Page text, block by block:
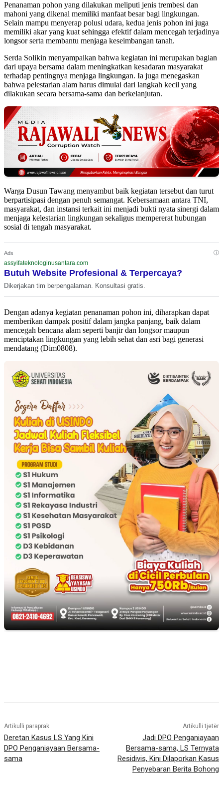
Penanaman pohon yang dilakukan meliputi jenis trembesi dan
mahoni yang dikenal memiliki manfaat besar bagi lingkungan.
Selain mampu menyerap polusi udara, kedua jenis pohon ini juga
memiliki akar yang kuat sehingga efektif dalam mencegah terjadinya
longsor serta membantu menjaga keseimbangan tanah.
Serda Solikin menyampaikan bahwa kegiatan ini merupakan bagian
dari upaya bersama dalam meningkatkan kesadaran masyarakat
terhadap pentingnya menjaga lingkungan. Ia juga menegaskan
bahwa pelestarian alam harus dimulai dari langkah kecil yang
dilakukan secara bersama-sama dan berkelanjutan.
Warga Dusun Tawang menyambut baik kegiatan tersebut dan turut
berpartisipasi dengan penuh semangat. Kebersamaan antara TNI,
masyarakat, dan instansi terkait ini menjadi bukti nyata sinergi dalam
menjaga kelestarian lingkungan sekaligus mempererat hubungan
sosial di tengah masyarakat.
Ads ⓘ
assyifateknologinusantara.com
Butuh Website Profesional & Terpercaya?
Dikerjakan tim berpengalaman. Konsultasi gratis.
Dengan adanya kegiatan penanaman pohon ini, diharapkan dapat
memberikan dampak positif dalam jangka panjang, baik dalam
mencegah bencana alam seperti banjir dan longsor maupun
menciptakan lingkungan yang lebih sehat dan asri bagi generasi
mendatang (Dim0808).
Artikulli paraprak
Deretan Kasus LS Yang Kini
DPO Penganiayaan Bersama-
sama
Artikulli tjetër
Jadi DPO Penganiayaan
Bersama-sama, LS Ternyata
Residivis, Kini Dilaporkan Kasus
Penyebaran Berita Bohong